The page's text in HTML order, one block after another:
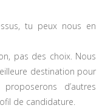
tu peux nous en
pas des choix. Nous
destination pour
d’autres
de candidature.